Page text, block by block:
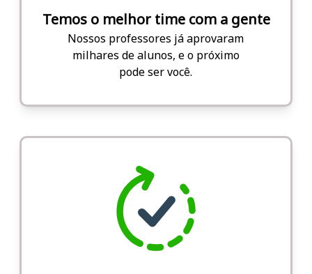
Temos o melhor time com a gente
Nossos professores já aprovaram
milhares de alunos, e o próximo
pode ser você.